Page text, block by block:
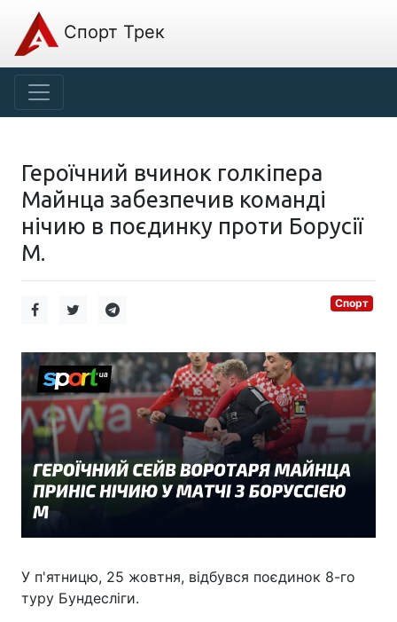
Спорт Трек
Героїчний вчинок голкіпера
Майнца забезпечив команді
нічию в поєдинку проти Борусії
М.
Спорт
У п'ятницю, 25 жовтня, відбувся поєдинок 8-го
туру Бундесліги.